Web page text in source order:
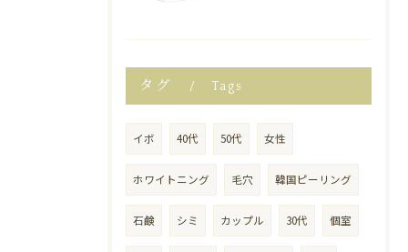
タグ Tags
イボ 40代 50代 女性
ホワイトニング 毛穴 韓国ピーリング
石鹸 シミ カップル 30代 個室